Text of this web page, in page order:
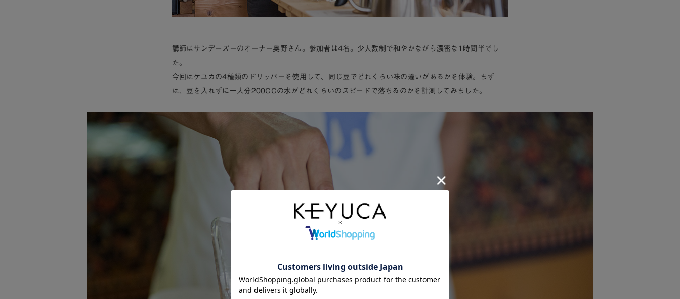
講師はサンデーズーのオーナー奥野さん。参加者は4名。少人数制で和やかながら濃密な1時間半でし
た。
今回はケユカの4種類のドリッパーを使用して、同じ豆でどれくらい味の違いがあるかを体験。まず
は、豆を入れずに一人分200CCの水がどれくらいのスピードで落ちるのかを計測してみました。